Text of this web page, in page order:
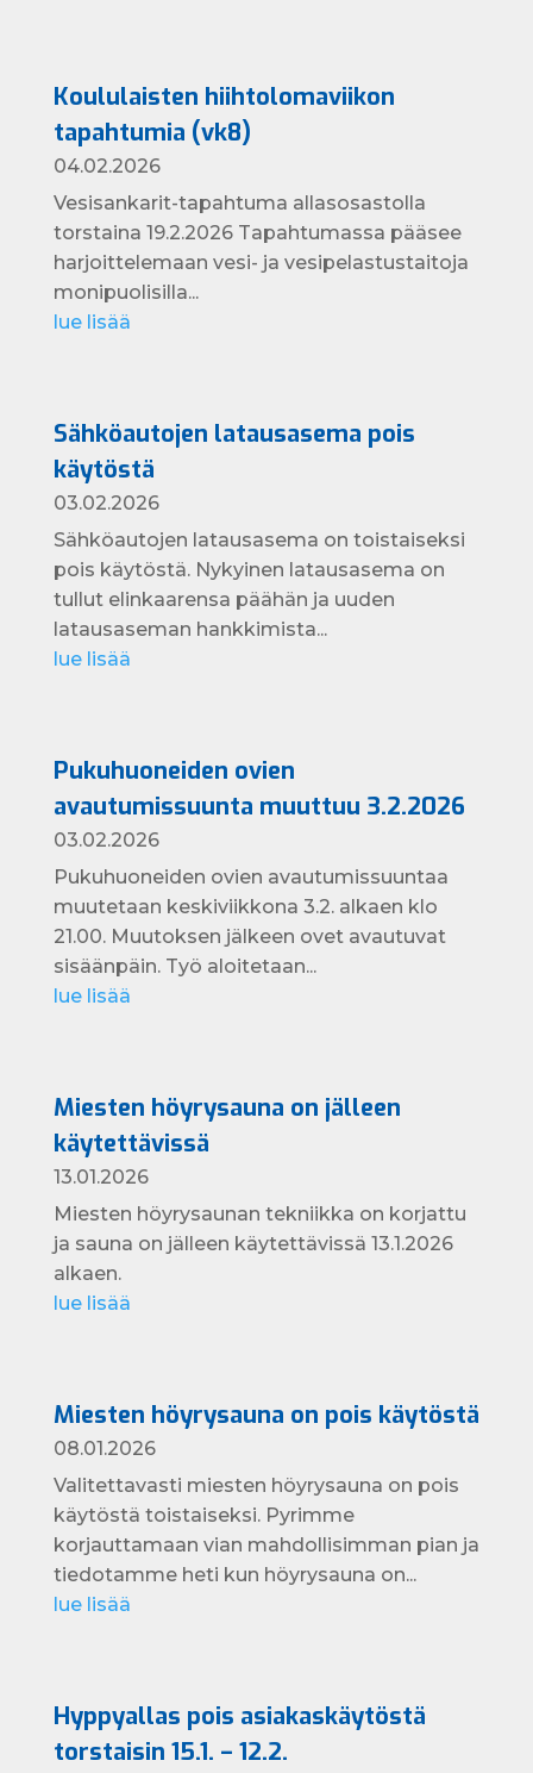
Koululaisten hiihtolomaviikon
tapahtumia (vk8)
04.02.2026
Vesisankarit-tapahtuma allasosastolla
torstaina 19.2.2026 Tapahtumassa pääsee
harjoittelemaan vesi- ja vesipelastustaitoja
monipuolisilla...
lue lisää
Sähköautojen latausasema pois
käytöstä
03.02.2026
Sähköautojen latausasema on toistaiseksi
pois käytöstä. Nykyinen latausasema on
tullut elinkaarensa päähän ja uuden
latausaseman hankkimista...
lue lisää
Pukuhuoneiden ovien
avautumissuunta muuttuu 3.2.2026
03.02.2026
Pukuhuoneiden ovien avautumissuuntaa
muutetaan keskiviikkona 3.2. alkaen klo
21.00. Muutoksen jälkeen ovet avautuvat
sisäänpäin. Työ aloitetaan...
lue lisää
Miesten höyrysauna on jälleen
käytettävissä
13.01.2026
Miesten höyrysaunan tekniikka on korjattu
ja sauna on jälleen käytettävissä 13.1.2026
alkaen.
lue lisää
Miesten höyrysauna on pois käytöstä
08.01.2026
Valitettavasti miesten höyrysauna on pois
käytöstä toistaiseksi. Pyrimme
korjauttamaan vian mahdollisimman pian ja
tiedotamme heti kun höyrysauna on...
lue lisää
Hyppyallas pois asiakaskäytöstä
torstaisin 15.1. – 12.2.